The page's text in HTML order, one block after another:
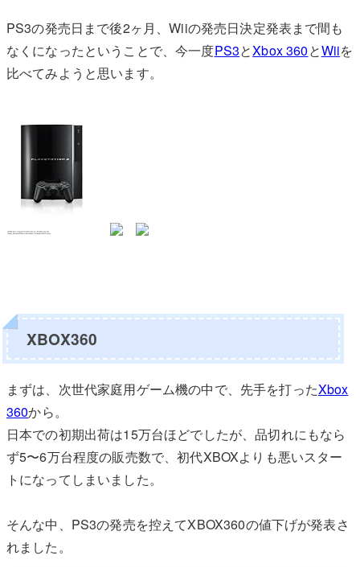
PS3の発売日まで後2ヶ月、Wiiの発売日決定発表まで間も
なくになったということで、今一度PS3とXbox 360とWiiを
比べてみようと思います。
XBOX360
まずは、次世代家庭用ゲーム機の中で、先手を打ったXbox
360から。
日本での初期出荷は15万台ほどでしたが、品切れにもなら
ず5〜6万台程度の販売数で、初代XBOXよりも悪いスター
トになってしまいました。
そんな中、PS3の発売を控えてXBOX360の値下げが発表さ
れました。